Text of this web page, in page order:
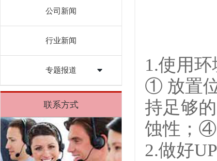
公司新闻
行业新闻
专题报道
联系方式
1.使用
① 放置
持足够
蚀性；④
2.做好